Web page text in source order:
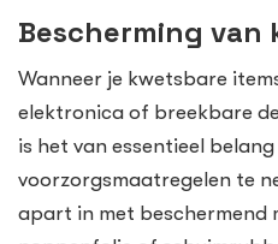
Bescherming van
Wanneer je kwetsbare
elektronica of breekbare
is het van essentieel
voorzorgsmaatregelen te
apart in met beschermend